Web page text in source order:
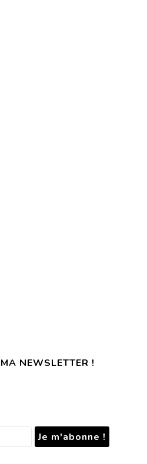
NEWSLETTER !